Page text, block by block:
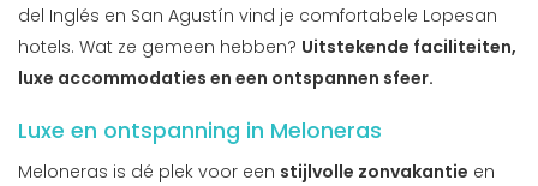
del Inglés en San Agustín vind je comfortabele Lopesan
hotels. Wat ze gemeen hebben? Uitstekende faciliteiten,
luxe accommodaties en een ontspannen sfeer.
Luxe en ontspanning in Meloneras
Meloneras is dé plek voor een stijlvolle zonvakantie en